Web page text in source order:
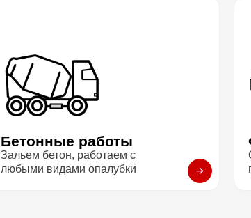
Бетонные работы
Зальем бетон, работаем с
любыми видами опалубки